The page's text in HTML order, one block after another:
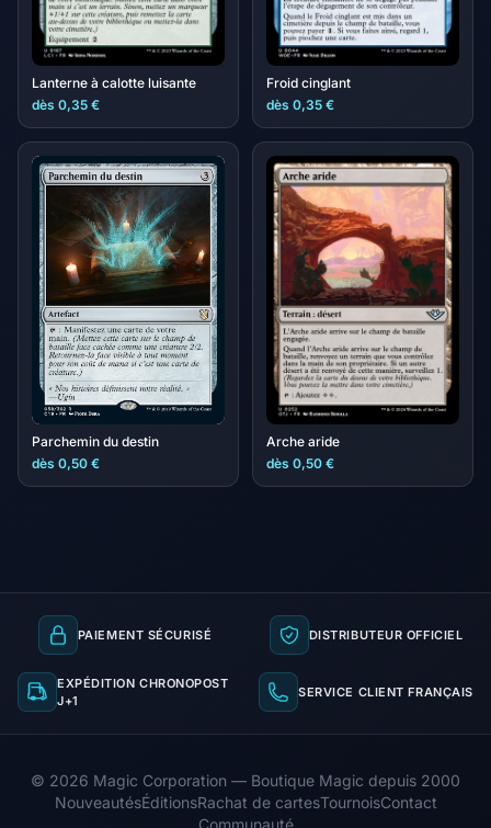
Lanterne à calotte luisante
dès 0,35 €
Froid cinglant
dès 0,35 €
Parchemin du destin
dès 0,50 €
Arche aride
dès 0,50 €
PAIEMENT SÉCURISÉ DISTRIBUTEUR OFFICIEL
EXPÉDITION CHRONOPOST
J+1
SERVICE CLIENT FRANÇAIS
© 2026 Magic Corporation — Boutique Magic depuis 2000
NouveautésÉditionsRachat de cartesTournoisContact